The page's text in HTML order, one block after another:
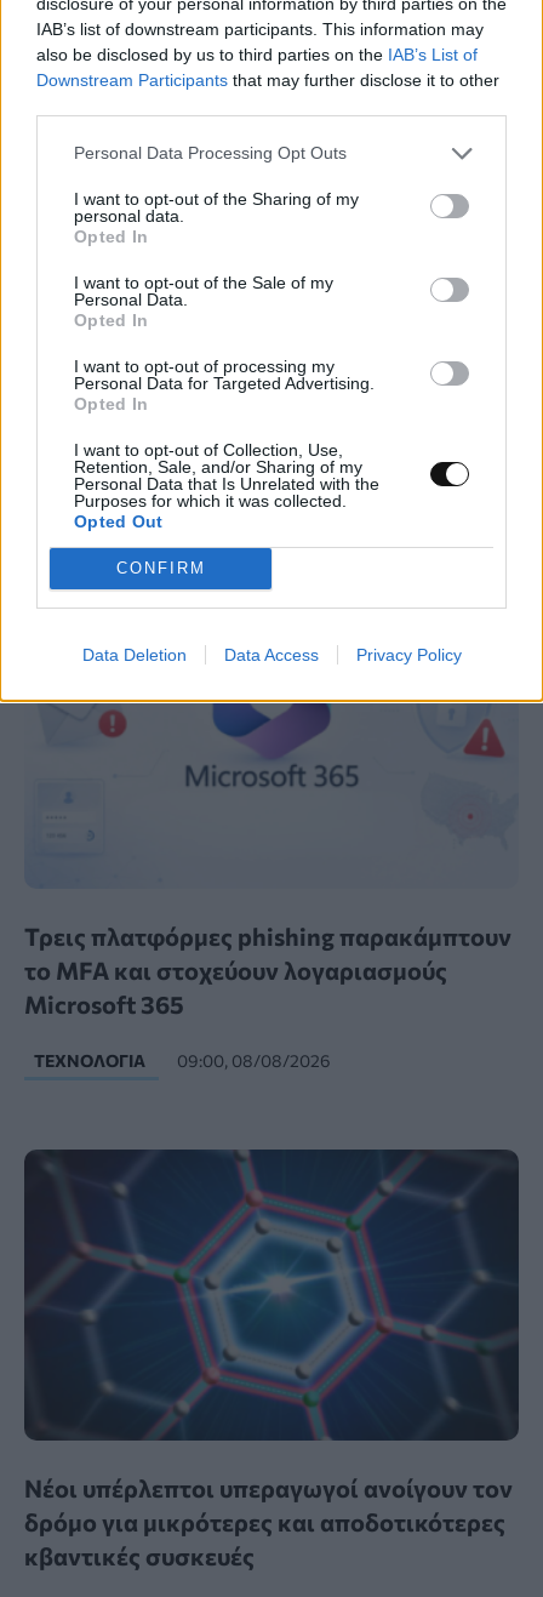
IAB’s list of downstream participants. This information may
also be disclosed by us to third parties on the IAB’s List of
Downstream Participants that may further disclose it to other
Personal Data Processing Opt Outs
I want to opt-out of the Sharing of my
personal data.
Opted In
I want to opt-out of the Sale of my
Personal Data.
Opted In
I want to opt-out of processing my
Personal Data for Targeted Advertising.
Opted In
I want to opt-out of Collection, Use,
Retention, Sale, and/or Sharing of my
Personal Data that Is Unrelated with the
Purposes for which it was collected.
Opted Out
CONFIRM
Data Deletion Data Access Privacy Policy
Νέα τεχνική διπλασιάζει το φάσμα
λειτουργίας των «λευκών λέιζερ»
ΕΠΙΣΤΉΜΗ 11:00, 08/08/2026
Τρεις πλατφόρμες phishing παρακάμπτουν
το MFA και στοχεύουν λογαριασμούς
Microsoft 365
ΤΕΧΝΟΛΟΓΊΑ 09:00, 08/08/2026
Νέοι υπέρλεπτοι υπεραγωγοί ανοίγουν τον
δρόμο για μικρότερες και αποδοτικότερες
κβαντικές συσκευές